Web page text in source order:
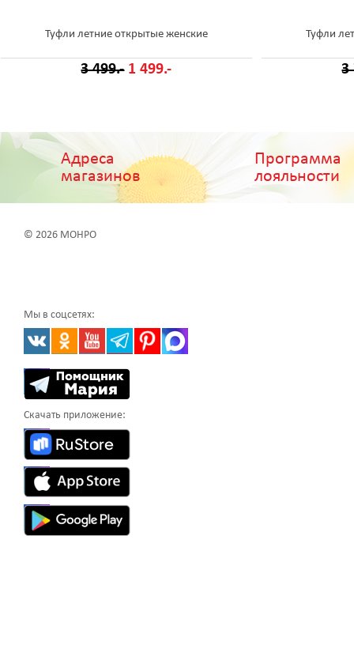
Туфли летние открытые женские
3 499.- 1 499.-
Туфли
3
Адреса
магазинов
Программа
лояльности
© 2026 МОНРО
Мы в соцсетях:
Скачать приложение: